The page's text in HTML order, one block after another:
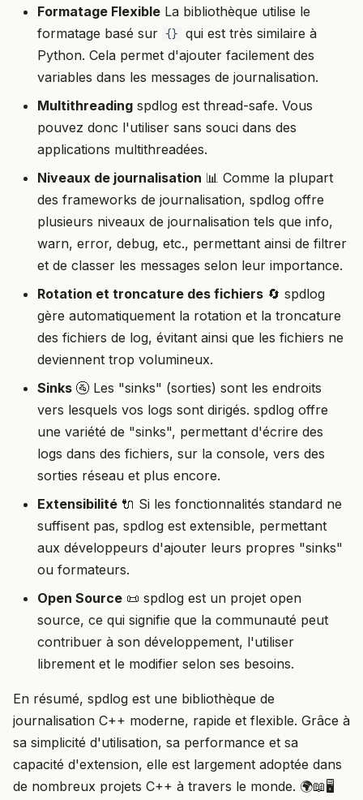
Formatage Flexible La bibliothèque utilise le
formatage basé sur {} qui est très similaire à
Python. Cela permet d'ajouter facilement des
variables dans les messages de journalisation.
Multithreading spdlog est thread-safe. Vous
pouvez donc l'utiliser sans souci dans des
applications multithreadées.
Niveaux de journalisation 📊 Comme la plupart
des frameworks de journalisation, spdlog offre
plusieurs niveaux de journalisation tels que info,
warn, error, debug, etc., permettant ainsi de filtrer
et de classer les messages selon leur importance.
Rotation et troncature des fichiers 🔄 spdlog
gère automatiquement la rotation et la troncature
des fichiers de log, évitant ainsi que les fichiers ne
deviennent trop volumineux.
Sinks 🚰 Les "sinks" (sorties) sont les endroits
vers lesquels vos logs sont dirigés. spdlog offre
une variété de "sinks", permettant d'écrire des
logs dans des fichiers, sur la console, vers des
sorties réseau et plus encore.
Extensibilité 🔌 Si les fonctionnalités standard ne
suffisent pas, spdlog est extensible, permettant
aux développeurs d'ajouter leurs propres "sinks"
ou formateurs.
Open Source 📜 spdlog est un projet open
source, ce qui signifie que la communauté peut
contribuer à son développement, l'utiliser
librement et le modifier selon ses besoins.
En résumé, spdlog est une bibliothèque de
journalisation C++ moderne, rapide et flexible. Grâce à
sa simplicité d'utilisation, sa performance et sa
capacité d'extension, elle est largement adoptée dans
de nombreux projets C++ à travers le monde. 🌍📖🖥️